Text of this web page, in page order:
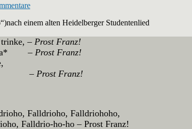
zu
Prost
Franz
einem alten Heidelberger Studentenlied
– Prost Franz!
– Prost Franz!
sinke,
nah. – Prost Franz!
Falldrioho, Falldriohoho,
Falldrio-ho-ho – Prost Franz!